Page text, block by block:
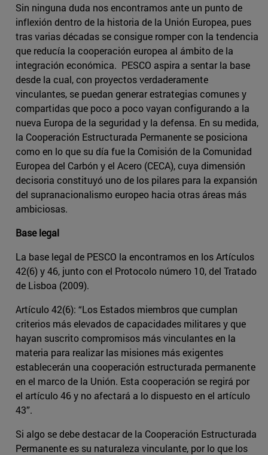
Sin ninguna duda nos encontramos ante un punto de
inflexión dentro de la historia de la Unión Europea, pues
tras varias décadas se consigue romper con la tendencia
que reducía la cooperación europea al ámbito de la
integración económica. PESCO aspira a sentar la base
desde la cual, con proyectos verdaderamente
vinculantes, se puedan generar estrategias comunes y
compartidas que poco a poco vayan configurando a la
nueva Europa de la seguridad y la defensa. En su medida,
la Cooperación Estructurada Permanente se posiciona
como en lo que su día fue la Comisión de la Comunidad
Europea del Carbón y el Acero (CECA), cuya dimensión
decisoria constituyó uno de los pilares para la expansión
del supranacionalismo europeo hacia otras áreas más
ambiciosas.
Base legal
La base legal de PESCO la encontramos en los Artículos
42(6) y 46, junto con el Protocolo número 10, del Tratado
de Lisboa (2009).
Artículo 42(6): “Los Estados miembros que cumplan
criterios más elevados de capacidades militares y que
hayan suscrito compromisos más vinculantes en la
materia para realizar las misiones más exigentes
establecerán una cooperación estructurada permanente
en el marco de la Unión. Esta cooperación se regirá por
el artículo 46 y no afectará a lo dispuesto en el artículo
43”.
Si algo se debe destacar de la Cooperación Estructurada
Permanente es su naturaleza vinculante, por lo que los